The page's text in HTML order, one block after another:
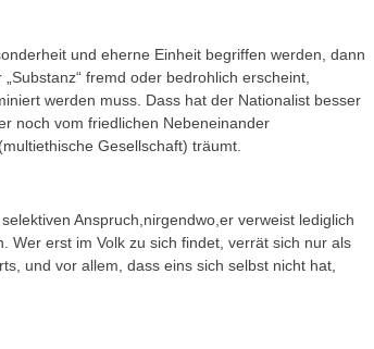
und eherne Einheit begriffen werden, dann
fremd oder bedrohlich erscheint,
werden muss. Dass hat der Nationalist besser
noch vom friedlichen Nebeneinander
Gesellschaft) träumt.
Anspruch,nirgendwo,er verweist lediglich
Wer erst im Volk zu sich findet, verrät sich nur als
und vor allem, dass eins sich selbst nicht hat,